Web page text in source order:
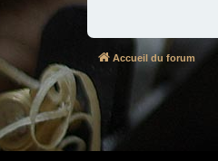
Accueil du forum